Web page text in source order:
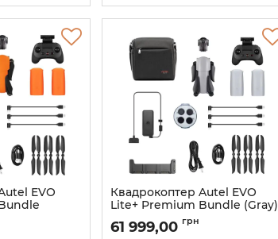
EVO
1
Квадрокоптер Autel EVO
Lite+ Premium Bundle (Gray)
Артикул:21_11833/15148
61 999,00 грн